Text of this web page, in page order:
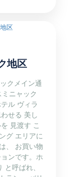
地区
クメイン通
ニャック
ル ヴィラ
せる 美し
見渡す こ
グ エリアに
、 お買い物
ンです。ホ
呼ばれ、